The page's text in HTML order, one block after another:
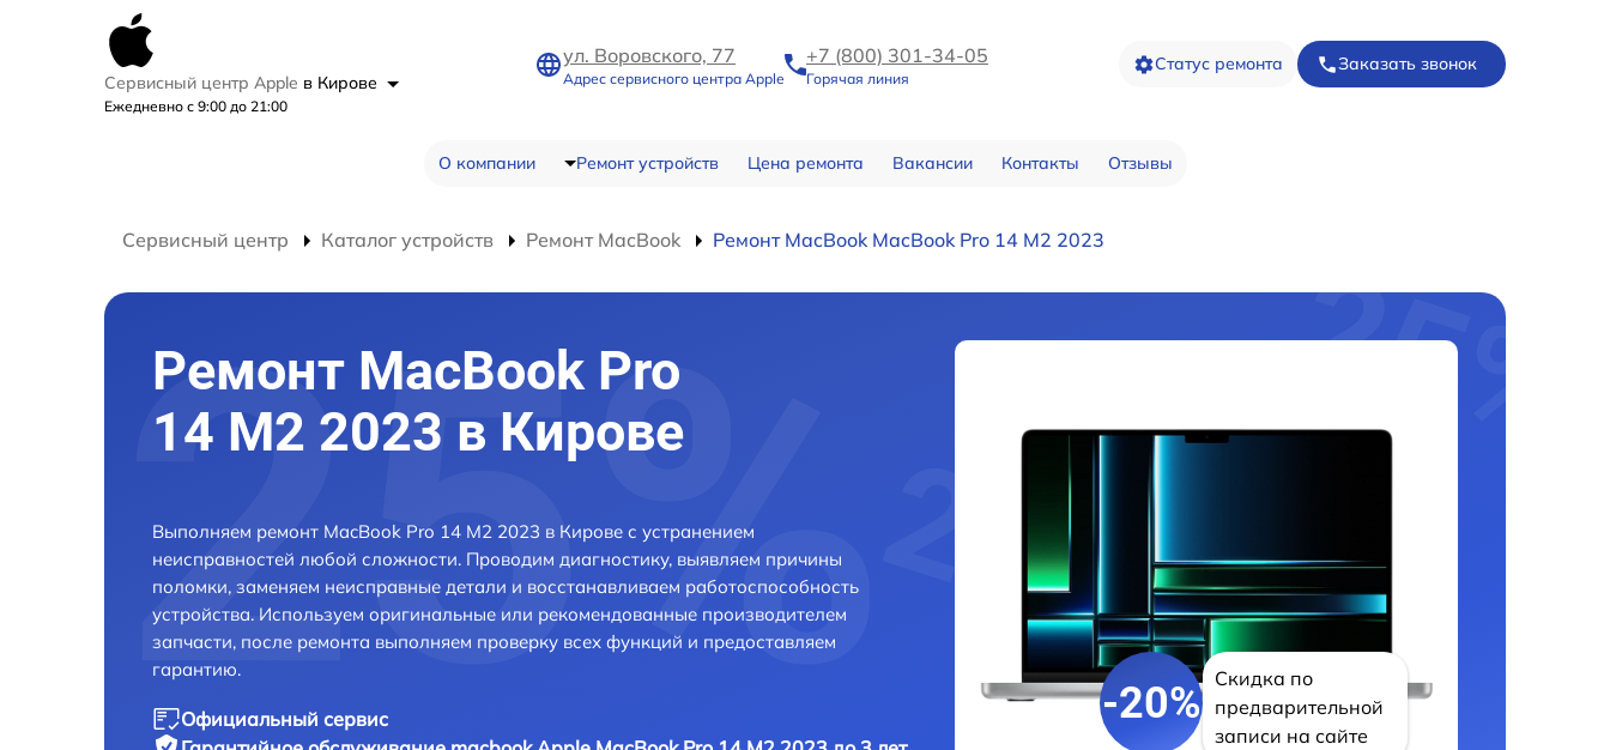
Сервисный центр Apple в Кирове
Ежедневно с 9:00 до 21:00
ул. Воровского, 77
Адрес сервисного центра Apple
+7 (800) 301-34-05
Горячая линия
Статус ремонта Заказать звонок
О компании Ремонт устройств Цена ремонта Вакансии Контакты Отзывы
Сервисный центр Каталог устройств Ремонт MacBook Ремонт MacBook MacBook Pro 14 M2 2023
Ремонт MacBook Pro
14 M2 2023 в Кирове
Выполняем ремонт MacBook Pro 14 M2 2023 в Кирове с устранением
неисправностей любой сложности. Проводим диагностику, выявляем причины
поломки, заменяем неисправные детали и восстанавливаем работоспособность
устройства. Используем оригинальные или рекомендованные производителем
запчасти, после ремонта выполняем проверку всех функций и предоставляем
гарантию.
Официальный сервис
-20%
Скидка по
предварительной
записи на сайте